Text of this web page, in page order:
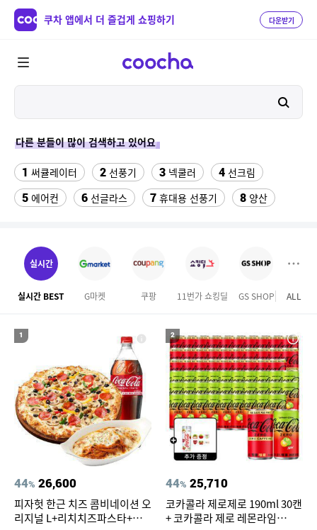
쿠차 앱에서 더 즐겁게 쇼핑하기 다운받기
다른 분들이 많이 검색하고 있어요
1 써큘레이터 2 선풍기 3 넥쿨러 4 선크림
5 에어컨 6 선글라스 7 휴대용 선풍기 8 양산
12 성인용세발자전거중고
14 프라스틱서랍장
16 부산엘시티 메가커피 18 라이트라이드 360 ALL
실시간
실시간 BEST G마켓 쿠팡 11번가 쇼킹딜 GS SHOP 홈앤
1
44% 26,600
피자헛 한근 치즈 콤비네이션 오
리지널 L+리치치즈파스타+콜
2
44% 25,710
코카콜라 제로제로 190ml 30캔
+ 코카콜라 제로 레몬라임